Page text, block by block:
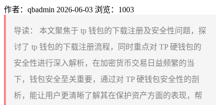
作者：qbadmin 2026-06-03 浏览：1003
导读：
本文聚焦于 tp 钱包的下载注册及安全性问题，探
讨了 tp 钱包的下载注册流程，同时重点对 TP 硬钱包的
安全性进行深入解析，在加密货币交易日益频繁的当
下，钱包安全至关重要，通过对 TP 硬钱包安全性的剖
析，能让用户更清晰了解其在保护资产方面的表现，帮